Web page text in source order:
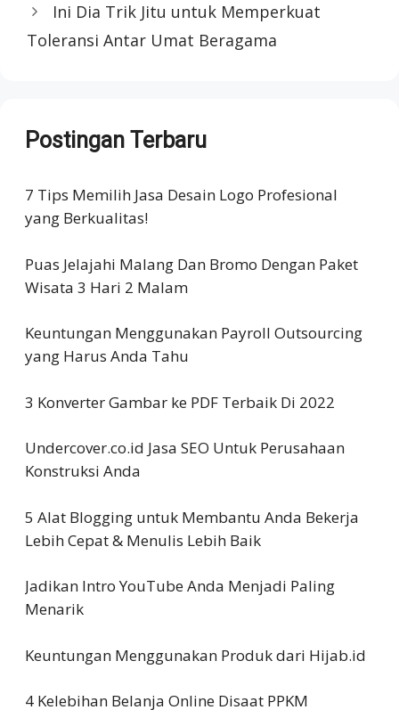
Ini Dia Trik Jitu untuk Memperkuat
Toleransi Antar Umat Beragama
Postingan Terbaru
7 Tips Memilih Jasa Desain Logo Profesional
yang Berkualitas!
Puas Jelajahi Malang Dan Bromo Dengan Paket
Wisata 3 Hari 2 Malam
Keuntungan Menggunakan Payroll Outsourcing
yang Harus Anda Tahu
3 Konverter Gambar ke PDF Terbaik Di 2022
Undercover.co.id Jasa SEO Untuk Perusahaan
Konstruksi Anda
5 Alat Blogging untuk Membantu Anda Bekerja
Lebih Cepat & Menulis Lebih Baik
Jadikan Intro YouTube Anda Menjadi Paling
Menarik
Keuntungan Menggunakan Produk dari Hijab.id
4 Kelebihan Belanja Online Disaat PPKM